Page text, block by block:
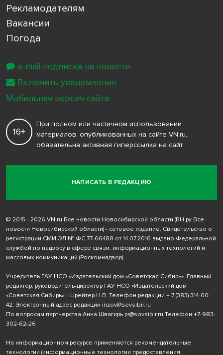
Рекламодателям
Вакансии
Погода
НАПИСАТЬ В РЕДАКЦИЮ
16+
При полном или частичном использовании
материалов, опубликованных на сайте VN.ru,
обязательна активная гиперссылка на сайт
© 2015 - 2026 VN.ru Все новости Новосибирской области (ВН.ру Все
новости Новосибирской области) - сетевое издание. Свидетельство о
регистрации СМИ ЭЛ № ФС 77-66488 от 14.07.2016 выдано Федеральной
службой по надзору в сфере связи, информационных технологий и
массовых коммуникаций (Роскомнадзор)
Учредитель ГАУ НСО «Издательский дом «Советская Сибирь». Главный
редактор, руководитель-директор ГАУ НСО «Издательский дом
«Советская Сибирь» - Шрейтер Н.В. Телефон редакции + 7 (383) 314-00-
42; Электронный адрес редакции inzov@sovsibir.ru
По вопросам партнерства Анна Швагирь pr@sovsibir.ru Телефон +7-983-
302-62-26
На информационном ресурсе применяются рекомендательные
технологии (информационные технологии предоставления
e-mail подписка на новости
Включить уведомления
Мобильная версия сайта